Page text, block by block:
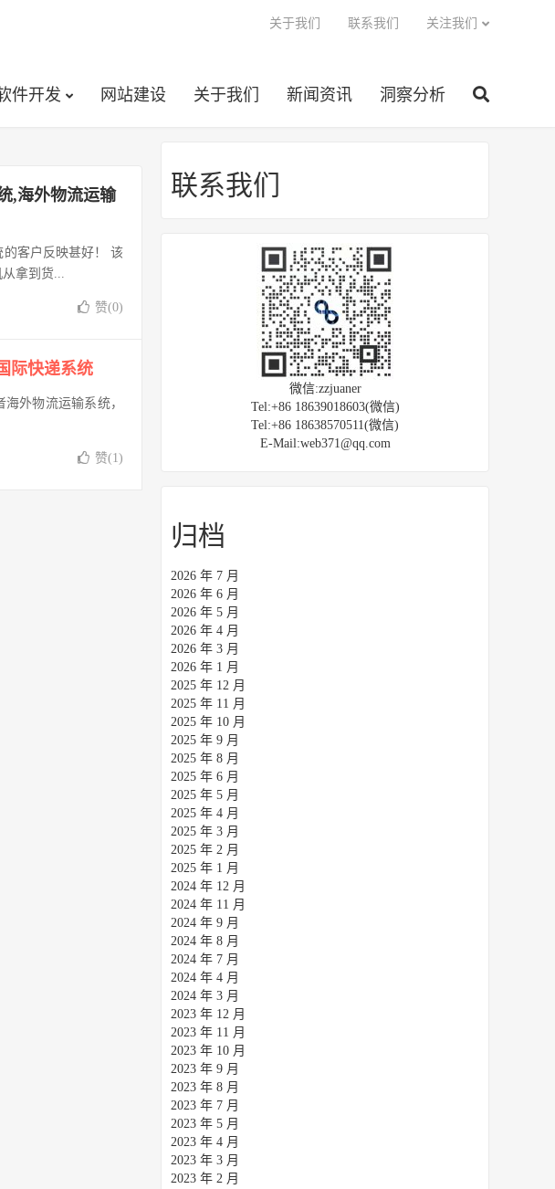
件开发 网站建设 关于我们 新闻资讯 洞察分析
关于我们 联系我们 关注我们
,海外物流运输
客户反映甚好！ 该
拿到货...
赞(0)
际快递系统
外物流运输系统，
赞(1)
联系我们
微信:zzjuaner
Tel:+86 18639018603(微信)
Tel:+86 18638570511(微信)
E-Mail:web371@qq.com
归档
2026 年 7 月
2026 年 6 月
2026 年 5 月
2026 年 4 月
2026 年 3 月
2026 年 1 月
2025 年 12 月
2025 年 11 月
2025 年 10 月
2025 年 9 月
2025 年 8 月
2025 年 6 月
2025 年 5 月
2025 年 4 月
2025 年 3 月
2025 年 2 月
2025 年 1 月
2024 年 12 月
2024 年 11 月
2024 年 9 月
2024 年 8 月
2024 年 7 月
2024 年 4 月
2024 年 3 月
2023 年 12 月
2023 年 11 月
2023 年 10 月
2023 年 9 月
2023 年 8 月
2023 年 7 月
2023 年 5 月
2023 年 4 月
2023 年 3 月
2023 年 2 月